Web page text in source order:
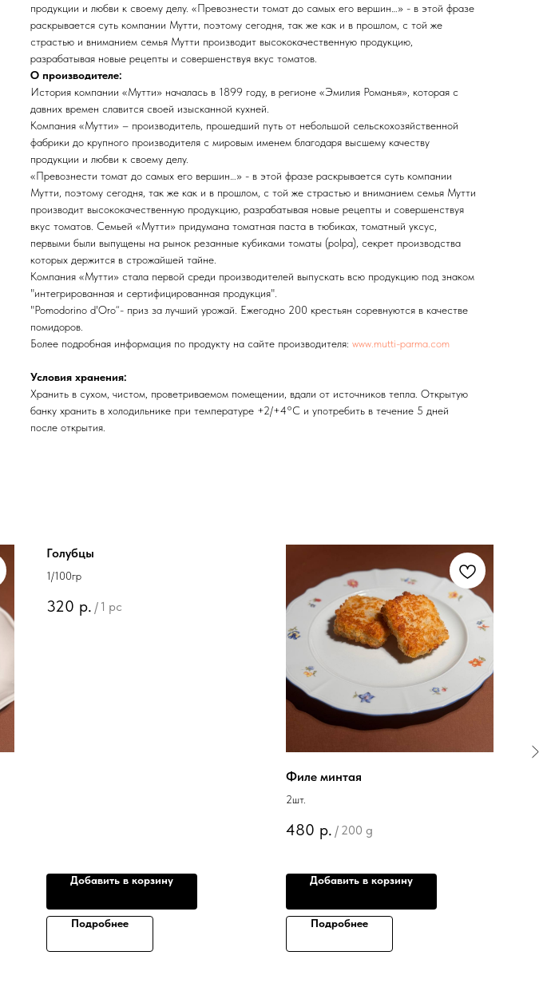
продукции и любви к своему делу. «Превознести томат до самых его вершин…» - в этой фразе
раскрывается суть компании Мутти, поэтому сегодня, так же как и в прошлом, с той же
страстью и вниманием семья Мутти производит высококачественную продукцию,
разрабатывая новые рецепты и совершенствуя вкус томатов.
О производителе:
История компании «Мутти» началась в 1899 году, в регионе «Эмилия Романья», которая с
давних времен славится своей изысканной кухней.
Компания «Мутти» – производитель, прошедший путь от небольшой сельскохозяйственной
фабрики до крупного производителя с мировым именем благодаря высшему качеству
продукции и любви к своему делу.
«Превознести томат до самых его вершин…» - в этой фразе раскрывается суть компании
Мутти, поэтому сегодня, так же как и в прошлом, с той же страстью и вниманием семья Мутти
производит высококачественную продукцию, разрабатывая новые рецепты и совершенствуя
вкус томатов. Семьей «Мутти» придумана томатная паста в тюбиках, томатный уксус,
первыми были выпущены на рынок резанные кубиками томаты (polpa), секрет производства
которых держится в строжайшей тайне.
Компания «Мутти» стала первой среди производителей выпускать всю продукцию под знаком
"интегрированная и сертифицированная продукция".
"Pomodorino d'Oro“- приз за лучший урожай. Ежегодно 200 крестьян соревнуются в качестве
помидоров.
Более подробная информация по продукту на сайте производителя: www.mutti-parma.com
Условия хранения:
Хранить в сухом, чистом, проветриваемом помещении, вдали от источников тепла. Открытую
банку хранить в холодильнике при температуре +2/+4°C и употребить в течение 5 дней
после открытия.
Голубцы
1/100гр
320 р. / 1 pc
Добавить в корзину
Подробнее
Филе минтая
2шт.
480 р. / 200 g
Добавить в корзину
Подробнее